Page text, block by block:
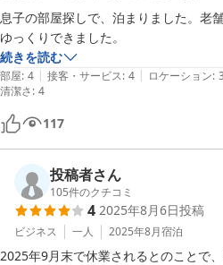
息子の部屋探しで、泊まりました。老
ゆっくりできました。
続きを読む
部屋: 4 | 接客・サービス: 4 | ロケーション: 3
清潔さ: 4
117
投稿者さん
105件のクチコミ
4 2025年8月6日投稿
ビジネス 一人 2025年8月宿泊
2025年9月末で休業されるとのことで